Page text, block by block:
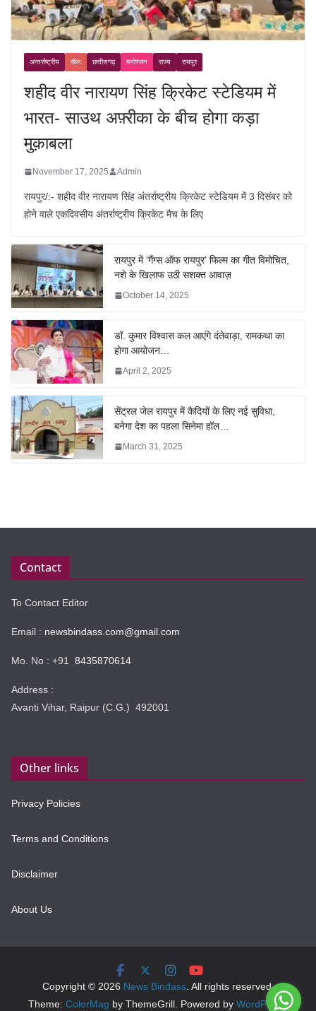
अन्तर्राष्ट्रीय खेल छत्तीसगढ़ मनोरंजन राज्य रायपुर
शहीद वीर नारायण सिंह क्रिकेट स्टेडियम में
भारत- साउथ अफ़्रीका के बीच होगा कड़ा
मुक़ाबला
November 17, 2025 Admin
रायपुर/:- शहीद वीर नारायण सिंह अंतर्राष्ट्रीय क्रिकेट स्टेडियम में 3 दिसंबर को
होने वाले एकदिवसीय अंतर्राष्ट्रीय क्रिकेट मैच के लिए
रायपुर में ‘गैंग्स ऑफ रायपुर’ फिल्म का गीत विमोचित,
नशे के खिलाफ उठी सशक्त आवाज़
October 14, 2025
डॉ. कुमार विश्वास कल आएंगे दंतेवाड़ा, रामकथा का
होगा आयोजन…
April 2, 2025
सेंट्रल जेल रायपुर में कैदियों के लिए नई सुविधा,
बनेगा देश का पहला सिनेमा हॉल…
March 31, 2025
Contact
To Contact Editor
Email : newsbindass.com@gmail.com
Mo. No : +91 8435870614
Address :
Avanti Vihar, Raipur (C.G.) 492001
Other links
Privacy Policies
Terms and Conditions
Disclaimer
About Us
Copyright © 2026 News Bindass. All rights reserved.
Theme: ColorMag by ThemeGrill. Powered by WordPress.